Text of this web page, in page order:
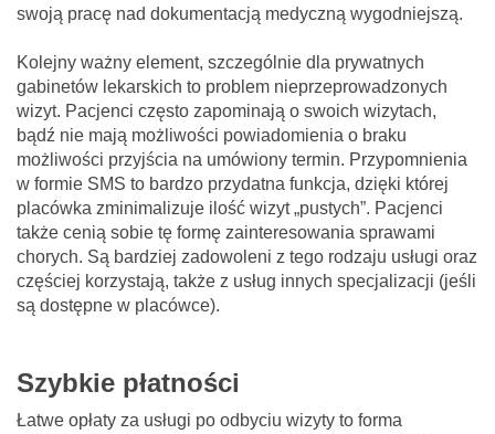
swoją pracę nad dokumentacją medyczną wygodniejszą.
Kolejny ważny element, szczególnie dla prywatnych
gabinetów lekarskich to problem nieprzeprowadzonych
wizyt. Pacjenci często zapominają o swoich wizytach,
bądź nie mają możliwości powiadomienia o braku
możliwości przyjścia na umówiony termin. Przypomnienia
w formie SMS to bardzo przydatna funkcja, dzięki której
placówka zminimalizuje ilość wizyt „pustych”. Pacjenci
także cenią sobie tę formę zainteresowania sprawami
chorych. Są bardziej zadowoleni z tego rodzaju usługi oraz
częściej korzystają, także z usług innych specjalizacji (jeśli
są dostępne w placówce).
Szybkie płatności
Łatwe opłaty za usługi po odbyciu wizyty to forma